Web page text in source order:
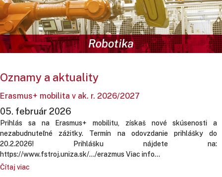
Oznamy a aktuality
Erasmus+ mobilita v ak. r. 2026/2027
05. február 2026
Prihlás sa na Erasmus+ mobilitu, získaš nové skúsenosti a
nezabudnuteľné zážitky. Termín na odovzdanie prihlášky do
20.2.2026! Prihlášku nájdete na:
https://www.fstroj.uniza.sk/.../erazmus Viac info...
Čítaj viac